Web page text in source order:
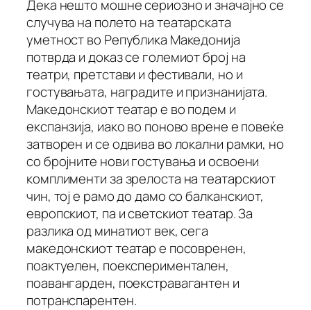
Дека нешто мошне сериозно и значајно се
случува на полето на театарската
уметност во Република Македонија
потврда и доказ се големиот број на
театри, претстави и фестивали, но и
гостувањата, наградите и признанијата.
Македонскиот театар е во подем и
експанзија, иако во поново врене е повеќе
затворен и се одвива во локални рамки, но
со бројните нови гостувања и освоени
комплименти за зрелоста на театарскиот
чин, тој е рамо до дамо со балканскиот,
европскиот, па и светскиот театар. За
разлика од минатиот век, сега
македонскиот театар е посовренен,
поактуелен, поекспериментален,
поавангарден, поекстравагантен и
потранспарентен.